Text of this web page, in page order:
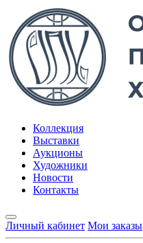
Коллекция
Выставки
Аукционы
Художники
Новости
Контакты
Личный кабинет Мои заказы